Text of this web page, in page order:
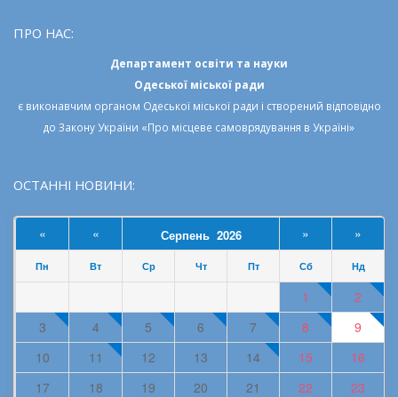
ПРО НАС:
Департамент освіти та науки
Одеської міської ради
є виконавчим органом Одеської міської ради і створений відповідно
до Закону України «Про місцеве самоврядування в Україні»
ОСТАННІ НОВИНИ:
« « Серпень 2026 » »
Пн Вт Ср Чт Пт Сб Нд
1
2
3
4 5 6 7 8
9
10
11 12 13 14 15
16
17
18 19 20 21 22
23